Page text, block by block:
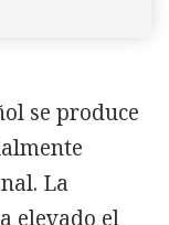
se produce
La
elevado el